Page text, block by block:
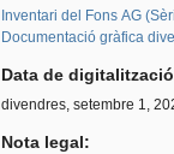
Inventari del Fons AG
Documentació gràfica
Data de
divendres, setembre 1,
Nota legal: